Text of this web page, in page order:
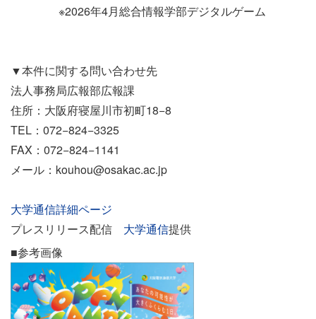
※2026年4月総合情報学部デジタルゲーム
▼本件に関する問い合わせ先
法人事務局広報部広報課
住所：大阪府寝屋川市初町18−8
TEL：072−824−3325
FAX：072−824−1141
メール：kouhou@osakac.ac.jp
大学通信詳細ページ
プレスリリース配信 大学通信提供
■参考画像